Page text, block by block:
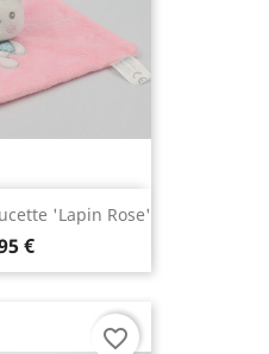
'lapin Rose'
€
favorite_border